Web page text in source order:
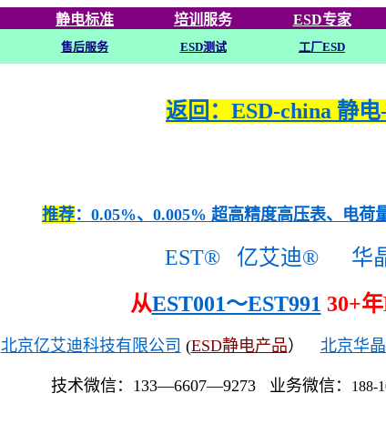
静电标准 培训 服务 ESD专家
售后服务 ESD测试 工厂ESD
返回：ESD-china 静电
推荐：0.05%、0.005% 超高精度高压表、电荷
EST® 亿艾迪®
华
从EST001～EST991 30+
北京亿艾迪科技有限公司 (ESD静电产品） 北京华
技术微信：133—6607—9273 业务微信： 188-